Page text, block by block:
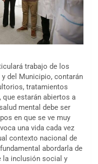
trabajo de los
del Municipio, contarán
tratamientos
estarán abiertos a
mental debe ser
en que se ve muy
una vida cada vez
contexto nacional de
abordarla de
la inclusión social y